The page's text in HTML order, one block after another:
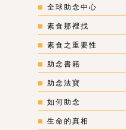
全球助念中心
素食那裡找
素食之重要性
助念書籍
助念法寶
如何助念
生命的真相